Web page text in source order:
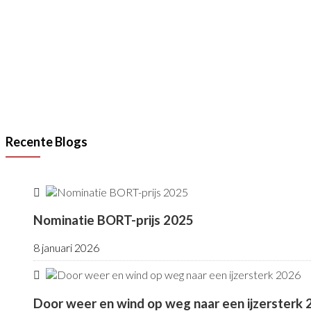
Recente Blogs
Nominatie BORT-prijs 2025
8 januari 2026
Door weer en wind op weg naar een ijzersterk